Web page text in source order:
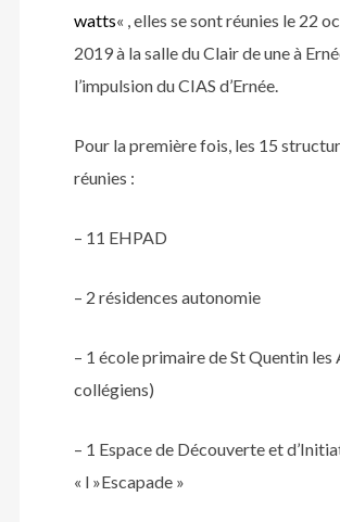
watts« , elles se sont réunies le 22
2019 à la salle du Clair de une à
l’impulsion du CIAS d’Ernée.
Pour la première fois, les 15
réunies :
– 11 EHPAD
– 2 résidences autonomie
– 1 école primaire de St Quentin les
collégiens)
– 1 Espace de Découverte et
« l »Escapade »